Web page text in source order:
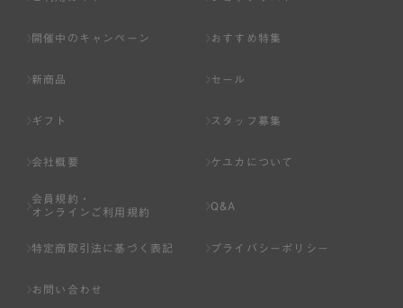
ページへの入力、または弊社が別途指定する方法に従って
基づき判断した場合は、弊社は、その登録を取り消すこと
のいずれかの事由に該当する場合は、その登録を拒否し、
または事前に通知することなく一旦なされた登録を取り消
いる場合。
開催中のキャンペーン おすすめ特集
新商品 セール
ギフト スタッフ募集
会社概要 ケユカについて
会員規約・
オンラインご利用規約
Q&A
特定商取引法に基づく表記 プライバシーポリシー
お問い合わせ